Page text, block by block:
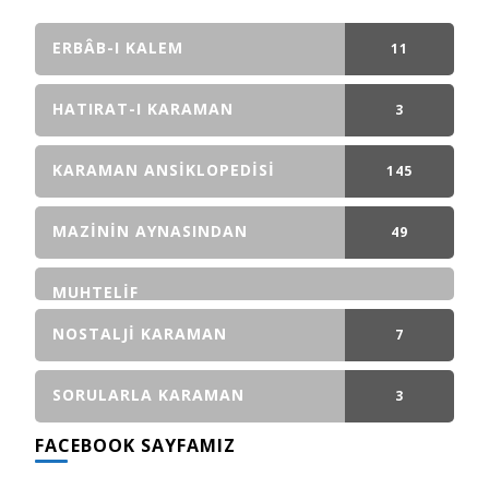
ERBÂB-I KALEM 11
GÖNDERI(LER)
HATIRAT-I KARAMAN 3
GÖNDERI(LER)
KARAMAN ANSIKLOPEDISI 145
GÖNDERI(LER)
MAZININ AYNASINDAN 49
MUHTELIF
NOSTALJI KARAMAN
7
GÖNDERI(LER)
SORULARLA KARAMAN 3
FACEBOOK SAYFAMIZ